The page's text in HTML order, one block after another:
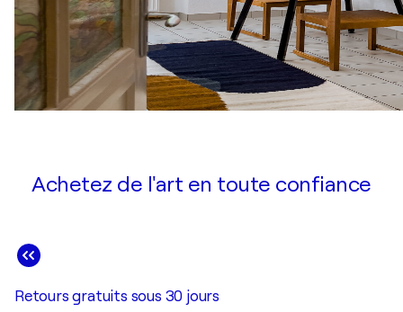
Achetez de l'art en toute confiance
Retours gratuits sous 30 jours